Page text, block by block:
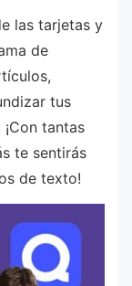
las tarjetas y
de
tus
tantas
te sentirás
de texto!